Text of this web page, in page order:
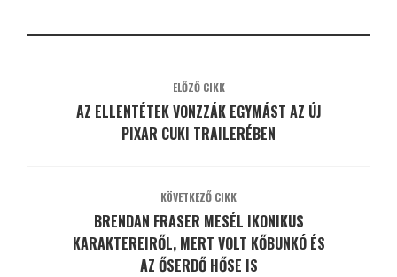
ELŐZŐ CIKK
AZ ELLENTÉTEK VONZZÁK EGYMÁST AZ ÚJ
PIXAR CUKI TRAILERÉBEN
KÖVETKEZŐ CIKK
BRENDAN FRASER MESÉL IKONIKUS
KARAKTEREIRŐL, MERT VOLT KŐBUNKÓ ÉS
AZ ŐSERDŐ HŐSE IS